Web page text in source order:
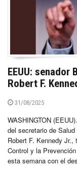
EEUU: senador
Robert F.
31/08/2025
WASHINGTON
del secretario de
Robert F. Kennedy
Control y la
esta semana con el